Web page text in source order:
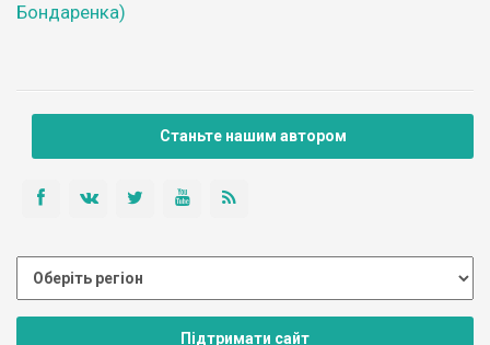
Бондаренка)
Станьте нашим автором
Підтримати сайт